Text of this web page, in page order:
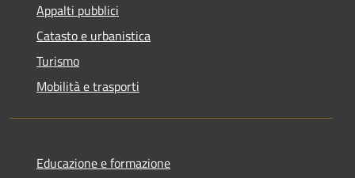
Appalti pubblici
Catasto e urbanistica
Turismo
Mobilità e trasporti
Educazione e formazione